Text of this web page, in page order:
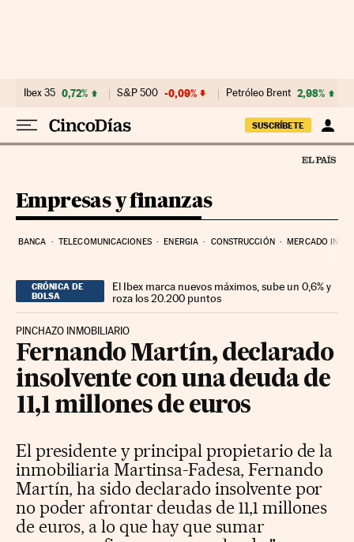
Ibex 35 0,72% S&P 500 -0,09% Petróleo Brent 2,98%
SUSCRÍBETE
Empresas y finanzas
BANCA TELECOMUNICACIONES ENERGIA CONSTRUCCIÓN MERCADO
CRÓNICA DE
BOLSA
El Ibex marca nuevos máximos, sube un 0,6% y
roza los 20.200 puntos
PINCHAZO INMOBILIARIO
Fernando Martín, declarado
insolvente con una deuda de
11,1 millones de euros
El presidente y principal propietario de la
inmobiliaria Martinsa-Fadesa, Fernando
Martín, ha sido declarado insolvente por
no poder afrontar deudas de 11,1 millones
de euros, a lo que hay que sumar